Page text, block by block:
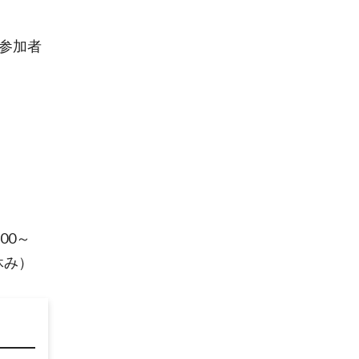
加者
～
）